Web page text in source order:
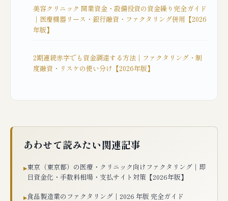
美容クリニック 開業資金・設備投資の資金繰り完全ガイド
｜医療機器リース・銀行融資・ファクタリング併用【2026
年版】
2期連続赤字でも資金調達する方法｜ファクタリング・制
度融資・リスケの使い分け【2026年版】
あわせて読みたい関連記事
▸東京（東京都）の医療・クリニック向けファクタリング｜即
日資金化・手数料相場・支払サイト対策【2026年版】
▸食品製造業のファクタリング｜2026 年版 完全ガイド